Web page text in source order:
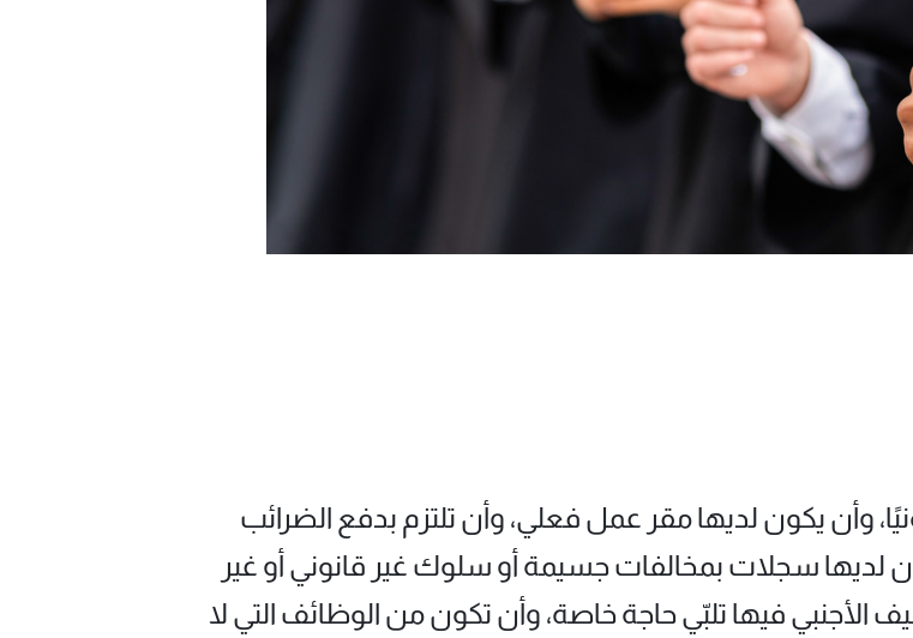
وأن يكون لديها مقر عمل فعلي، وأن تلتزم بدفع الضرائب
لديها سجلات بمخالفات جسيمة أو سلوك غير قانوني أو غير
الأجنبي فيها تلبّي حاجة خاصة، وأن تكون من الوظائف التي لا